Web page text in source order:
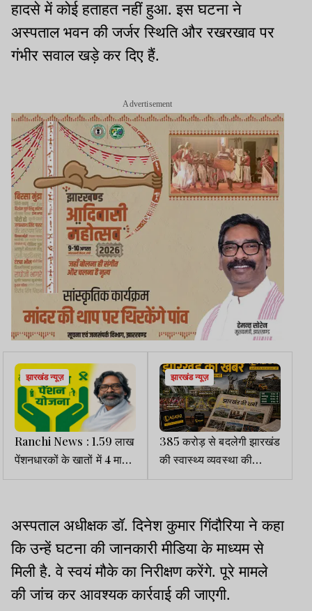
हादसे में कोई हताहत नहीं हुआ. इस घटना ने
अस्पताल भवन की जर्जर स्थिति और रखरखाव पर
गंभीर सवाल खड़े कर दिए हैं.
Advertisement
झारखंड न्यूज़
Ranchi News : 1.59 लाख
पेंशनधारकों के खातों में 4 माह
के 63.74 करोड़ ट्रांसफर
झारखंड न्यूज़
385 करोड़ से बदलेगी झारखंड
की स्वास्थ्य व्यवस्था की
तस्वीर, बनेंगे नए क्रिटिकल
अस्पताल अधीक्षक डॉ. दिनेश कुमार गिंदौरिया ने कहा
कि उन्हें घटना की जानकारी मीडिया के माध्यम से
मिली है. वे स्वयं मौके का निरीक्षण करेंगे. पूरे मामले
की जांच कर आवश्यक कार्रवाई की जाएगी.